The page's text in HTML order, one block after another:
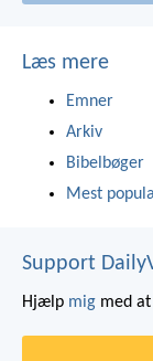
Læs mere
Emner
Arkiv
Bibelbøger
Mest
Support
Hjælp mig med at